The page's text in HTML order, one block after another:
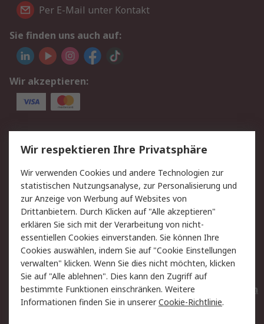
Per E-Mail unter Kontakt
Sie finden uns auch auf:
Wir akzeptieren:
Service
Value Added Services
Lieferlösungen
Rücksendungen
Kontakt
Hilfe
Privatkunden
Rechtliches
AGB
Datenschutz
Cookie-Richtlinie
Zahlungsbedingungen
Copyright/Impressum
Entsorgung
Elektrogeräte/Batterien
Wir respektieren Ihre Privatsphäre
Wir verwenden Cookies und andere Technologien zur
statistischen Nutzungsanalyse, zur Personalisierung und
zur Anzeige von Werbung auf Websites von
Drittanbietern. Durch Klicken auf "Alle akzeptieren"
erklären Sie sich mit der Verarbeitung von nicht-
essentiellen Cookies einverstanden. Sie können Ihre
Cookies auswählen, indem Sie auf "Cookie Einstellungen
verwalten" klicken. Wenn Sie dies nicht möchten, klicken
Sie auf "Alle ablehnen". Dies kann den Zugriff auf
bestimmte Funktionen einschränken. Weitere
Informationen finden Sie in unsererCookie-Richtlinie.